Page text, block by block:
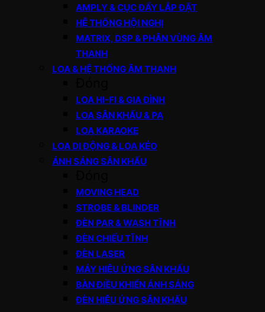
AMPLY & CỤC ĐẨY LẮP ĐẶT
HỆ THỐNG HỘI NGHỊ
MATRIX, DSP & PHÂN VÙNG ÂM
THANH
LOA & HỆ THỐNG ÂM THANH
LOA HI-FI & GIA ĐÌNH
LOA SÂN KHẤU & PA
LOA KARAOKE
LOA DI ĐỘNG & LOA KÉO
ÁNH SÁNG SÂN KHẤU
MOVING HEAD
STROBE & BLINDER
ĐÈN PAR & WASH TĨNH
ĐÈN CHIẾU TĨNH
ĐÈN LASER
MÁY HIỆU ỨNG SÂN KHẤU
BÀN ĐIỀU KHIỂN ÁNH SÁNG
ĐÈN HIỆU ỨNG SÂN KHẤU